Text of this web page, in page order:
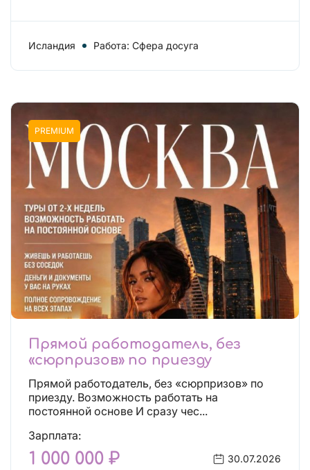
Исландия Работа: Сфера досуга
PREMIUM
Прямой работодатель, без
«сюрпризов» по приезду
Прямой работодатель, без «сюрпризов» по
приезду. Возможность работать на
постоянной основе И сразу чес...
Зарплата:
1 000 000 ₽ 30.07.2026